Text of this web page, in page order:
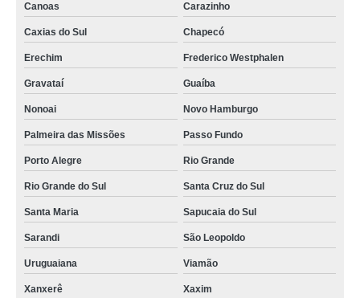
Canoas Carazinho
Caxias do Sul Chapecó
Erechim Frederico Westphalen
Gravataí Guaíba
Nonoai Novo Hamburgo
Palmeira das Missões Passo Fundo
Porto Alegre Rio Grande
Rio Grande do Sul Santa Cruz do Sul
Santa Maria Sapucaia do Sul
Sarandi São Leopoldo
Uruguaiana Viamão
Xanxerê Xaxim